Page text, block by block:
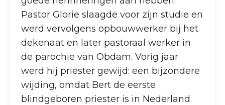
Pastor Glorie slaagde voor zijn studie en
werd vervolgens opbouwwerker bij het
dekenaat en later pastoraal werker in
de parochie van Obdam. Vorig jaar
werd hij priester gewijd: een bijzondere
wijding, omdat Bert de eerste
blindgeboren priester is in Nederland.